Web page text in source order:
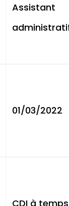
Assistant
01/03/2022
CDI à temps